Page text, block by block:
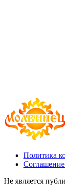
Политика
Не является